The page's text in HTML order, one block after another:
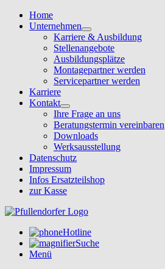
Home
Unternehmen
Karriere & Ausbildung
Stellenangebote
Ausbildungsplätze
Montagepartner werden
Servicepartner werden
Karriere
Kontakt
Ihre Frage an uns
Beratungstermin vereinbaren
Downloads
Werksausstellung
Datenschutz
Impressum
Infos Ersatzteilshop
zur Kasse
Hotline
Suche
Menü